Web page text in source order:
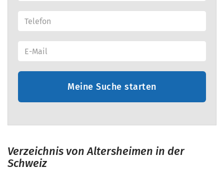
Meine Suche starten
Verzeichnis von Altersheimen in der
Schweiz